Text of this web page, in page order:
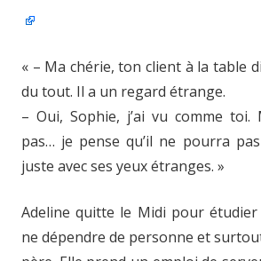
« – Ma chérie, ton client à la table
du tout. Il a un regard étrange.
– Oui, Sophie, j’ai vu comme toi.
pas… je pense qu’il ne pourra
juste avec ses yeux étranges. »
Adeline quitte le Midi pour étudier
ne dépendre de personne et